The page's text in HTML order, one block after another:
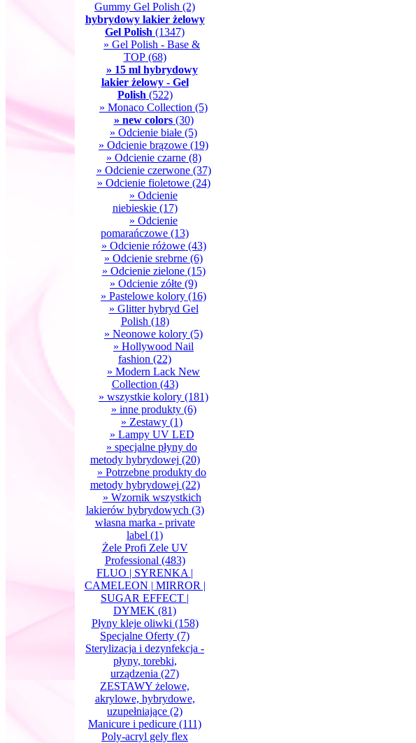
Gummy Gel Polish (2)
hybrydowy lakier żelowy
Gel Polish (1347)
» Gel Polish - Base &
TOP(68)
» 15 ml hybrydowy
lakier żelowy - Gel
Polish (522)
» Monaco Collection (5)
» new colors(30)
» Odcienie białe (5)
» Odcienie brązowe (19)
» Odcienie czarne(8)
» Odcienie czerwone(37)
» Odcienie fioletowe(24)
» Odcienie
niebieskie(17)
» Odcienie
pomarańczowe (13)
» Odcienie różowe(43)
» Odcienie srebrne (6)
» Odcienie zielone(15)
» Odcienie zółte (9)
» Pastelowe kolory (16)
» Glitter hybryd Gel
Polish (18)
» Neonowe kolory (5)
» Hollywood Nail
fashion (22)
» Modern Lack New
Collection (43)
» wszystkie kolory (181)
» inne produkty(6)
» Zestawy (1)
» Lampy UV LED
» specjalne płyny do
metody hybrydowej (20)
» Potrzebne produkty do
metody hybrydowej (22)
» Wzornik wszystkich
lakierów hybrydowych (3)
własna marka - private
label (1)
Żele Profi Zele UV
Professional (483)
FLUO | SYRENKA |
CAMELEON | MIRROR |
SUGAR EFFECT |
DYMEK (81)
Płyny kleje oliwki (158)
Specjalne Oferty (7)
Sterylizacja i dezynfekcja -
płyny, torebki,
urządzenia (27)
ZESTAWY żelowe,
akrylowe, hybrydowe,
uzupełniające (2)
Manicure i pedicure (111)
Poly-acryl gely flex